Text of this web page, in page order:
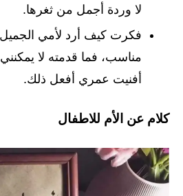
لا وردة أجمل من ثغرها.
فكرت كيف أرد لأمي
مناسب، فما قدمته لا
أفنيت عمري أفعل ذلك.
كلام عن الأم للاطفال